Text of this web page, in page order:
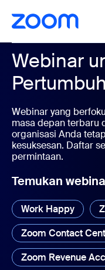
ke konten utama
percakapan bantuan
Webinar
Webinar yang
masa depan terbaru
organisasi Anda
kesuksesan. Daftar
permintaan.
Temukan
Work Happy
Zoom Contact
Zoom Revenue